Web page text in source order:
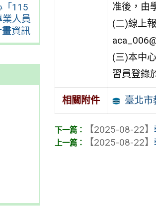
「115
人員
資訊
准後，由
(二)線上
(三)本中
習員登錄
相關附件 臺北
【2025-08-22】
【2025-08-22】